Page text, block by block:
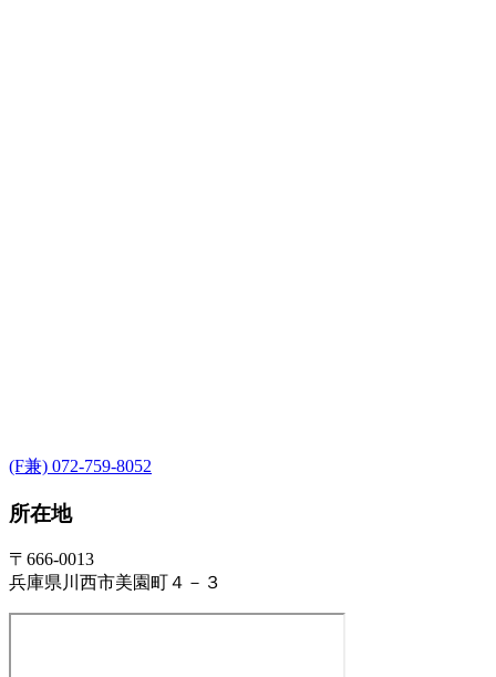
(F兼) 072-759-8052
所在地
〒666-0013
兵庫県川西市美園町４－３